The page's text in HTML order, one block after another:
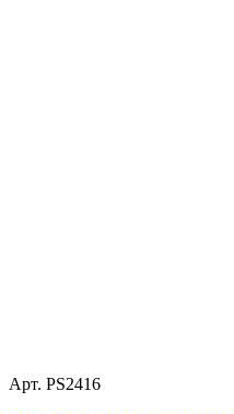
Арт. PS2416